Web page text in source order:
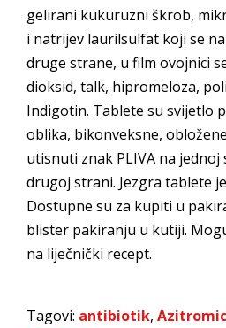
gelirani kukuruzni škrob,
i natrijev laurilsulfat koji se
druge strane, u film ovojnici
dioksid, talk, hipromeloza,
Indigotin. Tablete su svijetlo
oblika, bikonveksne,
utisnuti znak PLIVA na
drugoj strani. Jezgra tablete
Dostupne su za kupiti u
blister pakiranju u kutiji.
na liječnički recept.
Tagovi: antibiotik,